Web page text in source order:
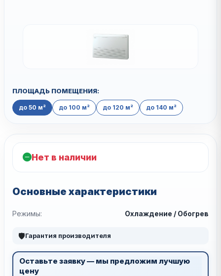
ПЛОЩАДЬ ПОМЕЩЕНИЯ:
до 50 м² до 100 м² до 120 м² до 140 м²
Нет в наличии
Основные характеристики
Режимы: Охлаждение / Обогрев
🛡Гарантия производителя
Оставьте заявку — мы предложим лучшую
цену